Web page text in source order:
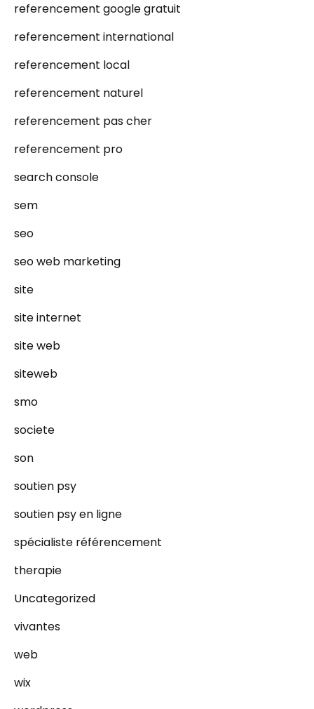
referencement google gratuit
referencement international
referencement local
referencement naturel
referencement pas cher
referencement pro
search console
sem
seo
seo web marketing
site
site internet
site web
siteweb
smo
societe
son
soutien psy
soutien psy en ligne
spécialiste référencement
therapie
Uncategorized
vivantes
web
wix